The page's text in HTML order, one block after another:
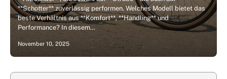
**Schotter** zuverlässig performen. Welches Modell bietet das
beste Verhältnis aus **Komfort**, **Handling** und
Performance? In diesem…
November 10, 2025